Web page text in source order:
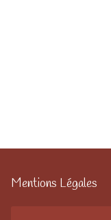
Mentions Légales